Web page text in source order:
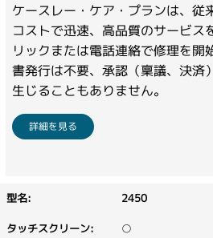
ケースレー・ケア・プランは、従
コストで迅速、高品質のサービス
リックまたは電話連絡で修理を開
書発行は不要、承認（稟議、決済
生じることもありません。
詳細を見る
2450
○